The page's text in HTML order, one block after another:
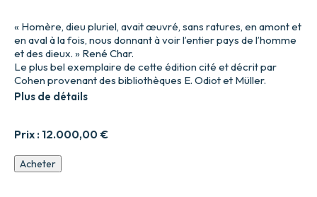
Prix : 12.000,00 €
« Homère, dieu pluriel, avait œuvré, sans ratures, en amont et
en aval à la fois, nous donnant à voir l’entier pays de l’homme
et des dieux. » René Char.
Le plus bel exemplaire de cette édition cité et décrit par
Cohen provenant des bibliothèques E. Odiot et Müller.
Plus de détails
quantité
de
Acheter